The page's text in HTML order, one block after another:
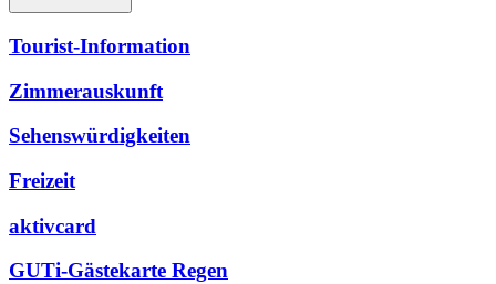
Tourist-Information
Zimmerauskunft
Sehenswürdigkeiten
Freizeit
aktivcard
GUTi-Gästekarte Regen